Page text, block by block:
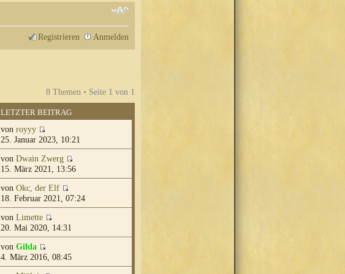
Registrieren Anmelden
8 Themen • Seite 1 von 1
LETZTER BEITRAG
von royyy
25. Januar 2023, 10:21
von Dwain Zwerg
15. März 2021, 13:56
von Okc, der Elf
18. Februar 2021, 07:24
von Limette
20. Mai 2020, 14:31
von Gilda
4. März 2016, 08:45